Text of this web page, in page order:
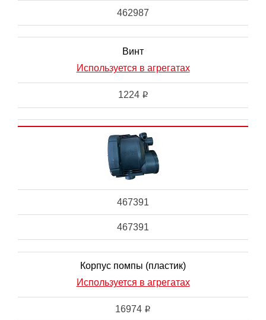
462987
Винт
Используется в агрегатах
1224 i
467391
467391
Корпус помпы (пластик)
Используется в агрегатах
16974 i